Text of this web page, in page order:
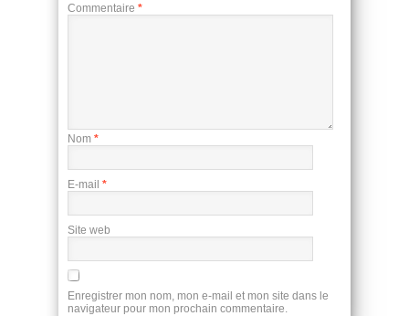
Commentaire *
Nom *
E-mail *
Site web
Enregistrer mon nom, mon e-mail et mon site dans le
navigateur pour mon prochain commentaire.